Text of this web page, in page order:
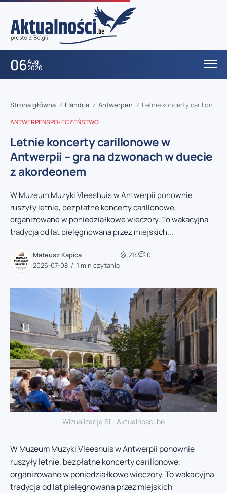
06Aug
2026
Strona główna / Flandria / Antwerpen / Letnie koncerty carillonowe w Antwerpii – gra na dzwonach w duecie z akordeonem
ANTWERPENSPOŁECZEŃSTWO
Letnie koncerty carillonowe w
Antwerpii – gra na dzwonach w duecie
z akordeonem
W Muzeum Muzyki Vleeshuis w Antwerpii ponownie
ruszyły letnie, bezpłatne koncerty carillonowe,
organizowane w poniedziałkowe wieczory. To wakacyjna
tradycja od lat pielęgnowana przez miejskich...
Mateusz Kapica
2026-07-08
1 min czytania
214 0
Wizualizacja SI - Aktualnosci.be
W Muzeum Muzyki Vleeshuis w Antwerpii ponownie
ruszyły letnie, bezpłatne koncerty carillonowe,
organizowane w poniedziałkowe wieczory. To wakacyjna
tradycja od lat pielęgnowana przez miejskich